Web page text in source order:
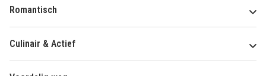
Romantisch
Culinair & Actief